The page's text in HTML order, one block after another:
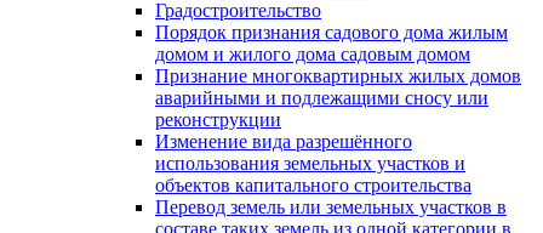
Градостроительство
Порядок признания садового дома жилым
домом и жилого дома садовым домом
Признание многоквартирных жилых домов
аварийными и подлежащими сносу или
реконструкции
Изменение вида разрешённого
использования земельных участков и
объектов капитального строительства
Перевод земель или земельных участков в